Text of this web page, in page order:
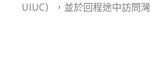
UIUC），並於回程途中訪問